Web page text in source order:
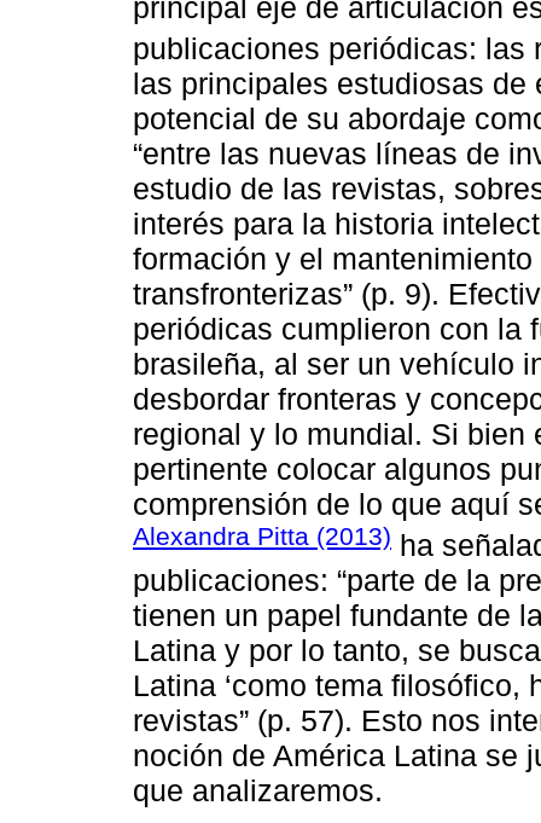
principal eje de articulación
publicaciones periódicas:
las principales estudiosas
potencial de su abordaje
“entre las nuevas líneas de
estudio de las revistas,
interés para la historia
formación y el
transfronterizas” (p. 9).
periódicas cumplieron con la
brasileña, al ser un vehículo
desbordar fronteras y
regional y lo mundial. Si
pertinente colocar algunos
comprensión de lo que aquí
Alexandra Pitta (2013) ha
publicaciones: “parte de la
tienen un papel fundante de
Latina y por lo tanto, se
Latina ‘como tema filosófico,
revistas” (p. 57). Esto nos
noción de América Latina se
que analizaremos.